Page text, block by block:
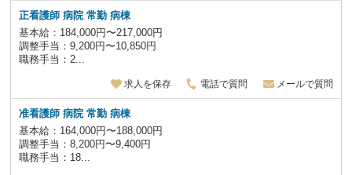
正看護師 病院 常勤 病棟
基本給：184,000円〜217,000円
調整手当：9,200円〜10,850円
職務手当：2...
求人を保存 電話で質問 メールで質問
准看護師 病院 常勤 病棟
基本給：164,000円〜188,000円
調整手当：8,200円〜9,400円
職務手当：18...